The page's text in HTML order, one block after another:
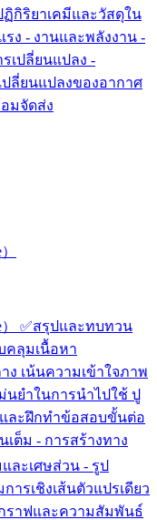
กิริยาเคมีและวัสดุใน
ง - งานและพลังงาน -
เปลี่ยนแปลง -
ลี่ยนแปลงของอากาศ
อมจัดส่ง
✅สรุปและทบทวน
คลุมเนื้อหา
เน้นความเข้าใจภาพ
นยำในการนำไปใช้ ปู
และฝึกทำข้อสอบขั้นต่อ
ต็ม - การสร้างทาง
ละเศษส่วน - รูป
รเชิงเส้นตัวแปรเดียว
ราฟและความสัมพันธ์